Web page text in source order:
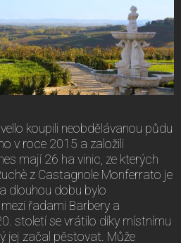
koupili neobdělávanou půdu
v roce 2015 a založili
mají 26 ha vinic, ze kterých
z Castagnole Monferrato je
dlouhou dobu bylo
řadami Barbery a
století se vrátilo díky místnímu
jej začal pěstovat. Může